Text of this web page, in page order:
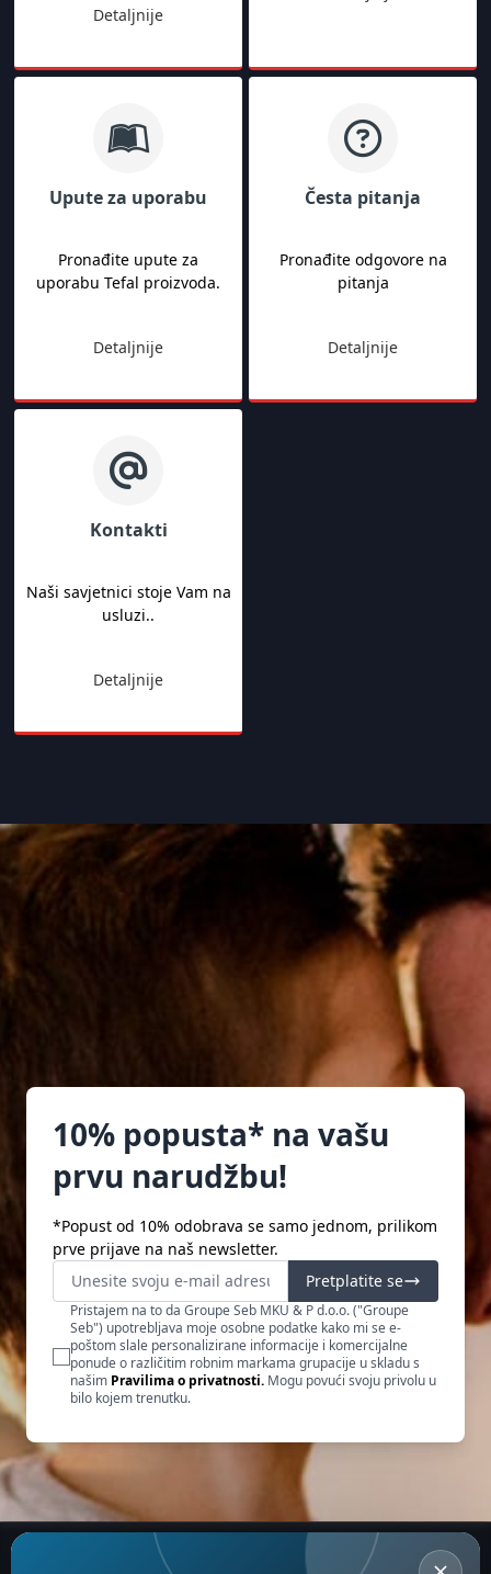
Detaljnije
Upute za uporabu
Pronađite upute za
uporabu Tefal proizvoda.
Detaljnije
Česta pitanja
Pronađite odgovore na
pitanja
Detaljnije
Kontakti
Naši savjetnici stoje Vam na
usluzi..
Detaljnije
10% popusta* na vašu
prvu narudžbu!
*Popust od 10% odobrava se samo jednom, prilikom
prve prijave na naš newsletter.
Pretplatite se
Pristajem na to da Groupe Seb MKU & P d.o.o. ("Groupe
Seb") upotrebljava moje osobne podatke kako mi se e-
poštom slale personalizirane informacije i komercijalne
ponude o različitim robnim markama grupacije u skladu s
našim Pravilima o privatnosti. Mogu povući svoju privolu u
bilo kojem trenutku.